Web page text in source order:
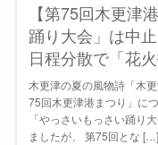
【第75回木更津
踊り大会」は中
日程分散で「花
木更津の夏の風物詩「木
75回木更津港まつり」に
「やっさいもっさい踊り
ましたが、 第75回とな […]